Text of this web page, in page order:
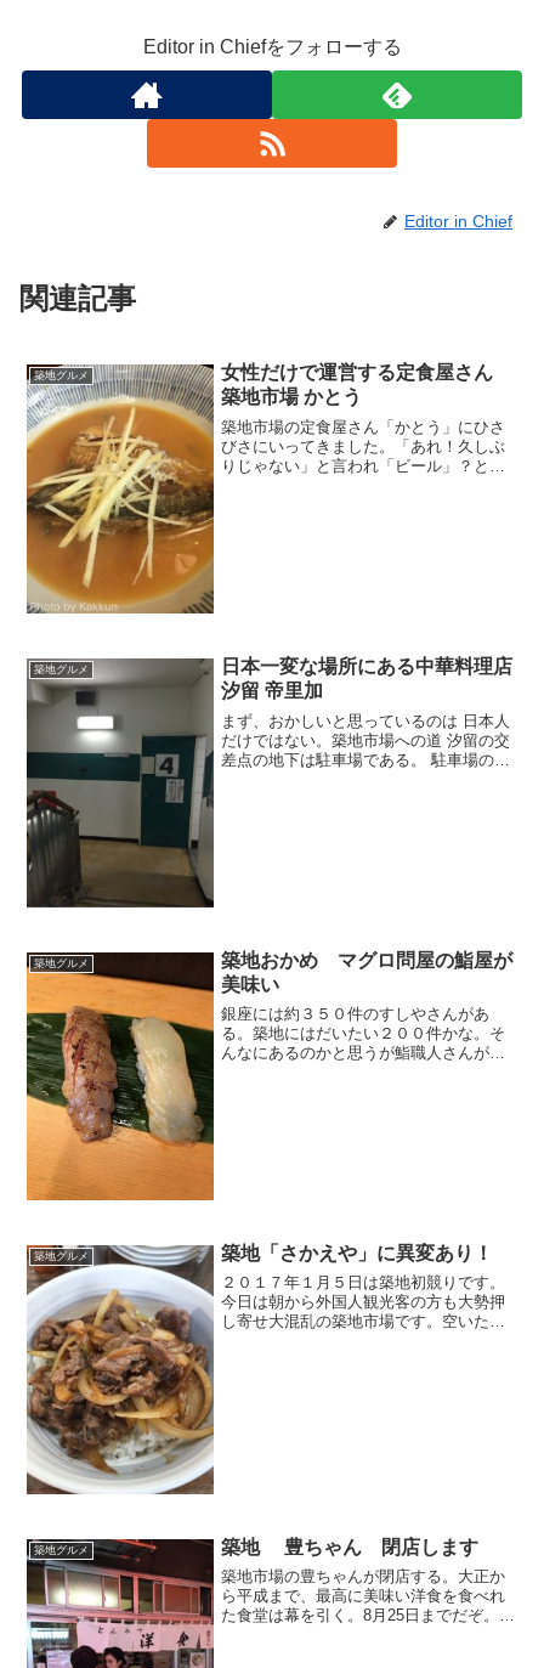
Editor in Chiefをフォローする
Editor in Chief
関連記事
築地グルメ
女性だけで運営する定食屋さん
築地市場 かとう
築地市場の定食屋さん「かとう」にひさ
びさにいってきました。「あれ！久しぶ
りじゃない」と言われ「ビール」？と聞
築地グルメ
日本一変な場所にある中華料理店
汐留 帝里加
まず、おかしいと思っているのは 日本人
だけではない。築地市場への道 汐留の交
差点の地下は駐車場である。 駐車場の入
築地グルメ
築地おかめ マグロ問屋の鮨屋が
美味い
銀座には約３５０件のすしやさんがあ
る。築地にはだいたい２００件かな。そ
んなにあるのかと思うが鮨職人さんが言
築地グルメ 築地「さかえや」に異変あり！
２０１７年１月５日は築地初競りです。
今日は朝から外国人観光客の方も大勢押
し寄せ大混乱の築地市場です。空いたこ
築地グルメ 築地 豊ちゃん 閉店します
築地市場の豊ちゃんが閉店する。大正か
ら平成まで、最高に美味い洋食を食べれ
た食堂は幕を引く。8月25日までだぞ。全